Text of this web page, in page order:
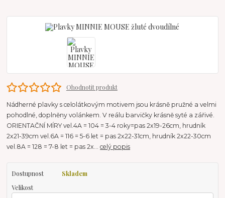
Ohodnotit produkt
Nádherné plavky s celolátkovým motivem jsou krásně pružné a velmi
pohodlné, doplněny volánkem. V reálu barvičky krásně syté a zářivé.
ORIENTAČNÍ MÍRY vel.4A = 104 = 3-4 roky=pas 2x19-26cm, hrudník
2x21-39cm vel.6A = 116 = 5-6 let = pas 2x22-31cm, hrudník 2x22-30cm
vel.8A = 128 = 7-8 let = pas 2x...celý popis
Dostupnost
Skladem
Velikost